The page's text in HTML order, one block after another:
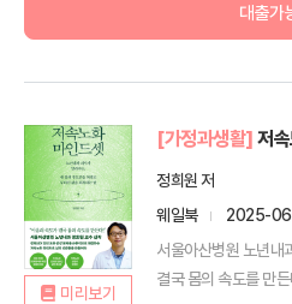
대출가
미리보기
[가정과생활] 저
정희원 저
웨일북
2025-
서울아산병원 노년내과 정희
결국 몸의 속도를 만